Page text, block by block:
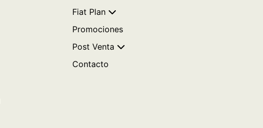
Fiat Plan
Promociones
Post Venta
Contacto